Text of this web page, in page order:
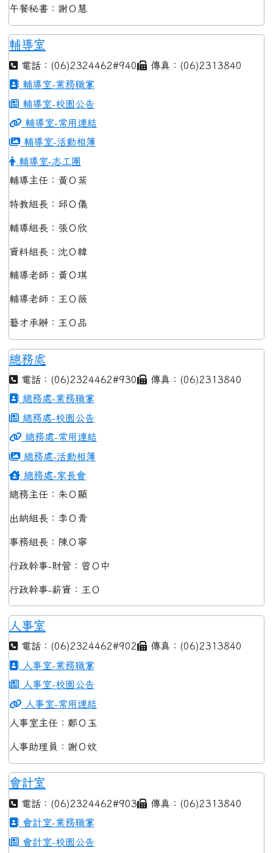
午餐秘書：謝Ｏ慧
輔導室
電話：(06)2324462#940
傳真：(06)2313840
輔導室-業務職掌
輔導室-校園公告
輔導室-常用連結
輔導室-活動相簿
輔導室-志工團
輔導主任：黃Ｏ棻
特教組長：邱Ｏ儀
輔導組長：張Ｏ欣
資料組長：沈Ｏ韓
輔導老師：黃Ｏ琪
輔導老師：王Ｏ薇
藝才承辦：王Ｏ品
總務處
電話：(06)2324462#930
傳真：(06)2313840
總務處-業務職掌
總務處-校園公告
總務處-常用連結
總務處-活動相簿
總務處-家長會
總務主任：朱Ｏ顯
出納組長：李Ｏ青
事務組長：陳Ｏ寧
行政幹事-財管：曾Ｏ中
行政幹事-薪資：王Ｏ
人事室
電話：(06)2324462#902
傳真：(06)2313840
人事室-業務職掌
人事室-校園公告
人事室-常用連結
人事室主任：鄭Ｏ玉
人事助理員：謝Ｏ妏
會計室
電話：(06)2324462#903
傳真：(06)2313840
會計室-業務職掌
會計室-校園公告